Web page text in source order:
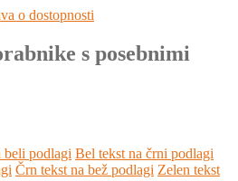
o dostopnosti
s posebnimi
beli podlagi Bel tekst na črni podlagi
Črn tekst na bež podlagi Zelen tekst